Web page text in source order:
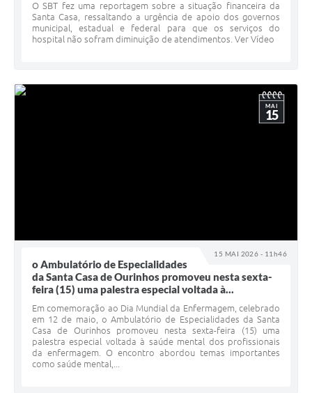
O SBT fez uma reportagem sobre a situação financeira da
Santa Casa, ressaltando a urgência de apoio dos governos
municipal, estadual e federal para que os serviços do
hospital não sofram diminuição de atendimentos. Ver Vídeo
15 MAI 2026 - 11h46
MAI
15
o Ambulatório de Especialidades
da Santa Casa de Ourinhos promoveu nesta sexta-
feira (15) uma palestra especial voltada à...
Em comemoração ao Dia Mundial da Enfermagem, celebrado
em 12 de maio, o Ambulatório de Especialidades da Santa
Casa de Ourinhos promoveu nesta sexta-feira (15) uma
palestra especial voltada à saúde mental dos profissionais
da enfermagem. O encontro abordou temas importantes
como saúde mental,...